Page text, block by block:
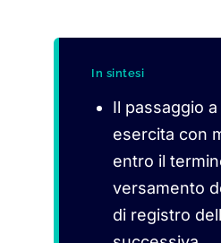
In sintesi
Il passaggio
esercita con
entro il
versamento
di registro